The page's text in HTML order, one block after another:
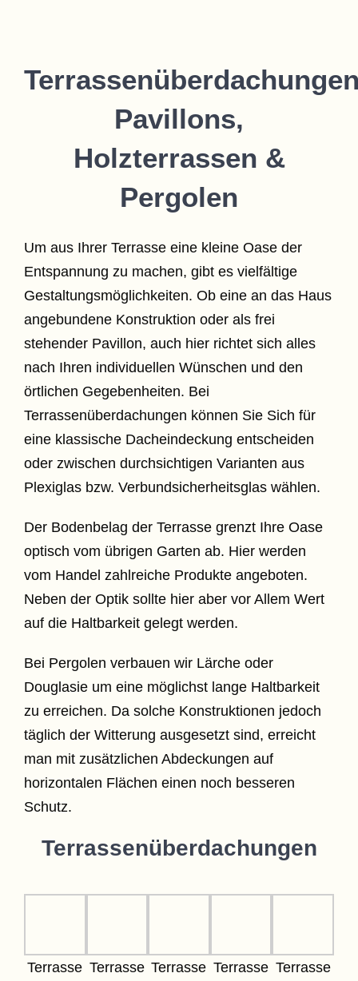
Pavillons,
Holzterrassen &
Pergolen
Um aus Ihrer Terrasse eine kleine Oase der
Entspannung zu machen, gibt es vielfältige
Gestaltungsmöglichkeiten. Ob eine an das Haus
angebundene Konstruktion oder als frei
stehender Pavillon, auch hier richtet sich alles
nach Ihren individuellen Wünschen und den
örtlichen Gegebenheiten. Bei
Terrassenüberdachungen können Sie Sich für
eine klassische Dacheindeckung entscheiden
oder zwischen durchsichtigen Varianten aus
Plexiglas bzw. Verbundsicherheitsglas wählen.
Der Bodenbelag der Terrasse grenzt Ihre Oase
optisch vom übrigen Garten ab. Hier werden
vom Handel zahlreiche Produkte angeboten.
Neben der Optik sollte hier aber vor Allem Wert
auf die Haltbarkeit gelegt werden.
Bei Pergolen verbauen wir Lärche oder
Douglasie um eine möglichst lange Haltbarkeit
zu erreichen. Da solche Konstruktionen jedoch
täglich der Witterung ausgesetzt sind, erreicht
man mit zusätzlichen Abdeckungen auf
horizontalen Flächen einen noch besseren
Schutz.
Terrassenüberdachungen
Terrasse Terrasse Terrasse Terrasse Terrasse